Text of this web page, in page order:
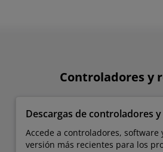
Controladores y
Descargas de controladores
Accede a controladores, software
versión más recientes para los